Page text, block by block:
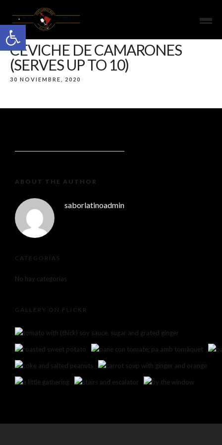
Open toolbar
CEVICHE DE CAMARONES
(SERVES UP TO 10)
30 NOVIEMBRE, 2020
ABOUT THE AUTHOR
saborlatinoadmin
CATEGORÍAS
No hay categorías
GALLERY ON FLICKR